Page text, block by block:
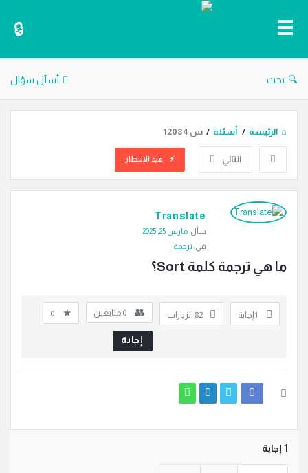
دليل
بحث أسأل سؤال
الرئيسة / أسئلة / س 12084
التالي قيد الانتظار
دليل
الترجمة
أسئلة
Translate
سأل:مارس 25, 2025
في: ترجمة
ما هي ترجمة كلمة Sort؟
‫1 إجابة 82 الزيارات 0 متابعين 0
إجابة
‫1 إجابة